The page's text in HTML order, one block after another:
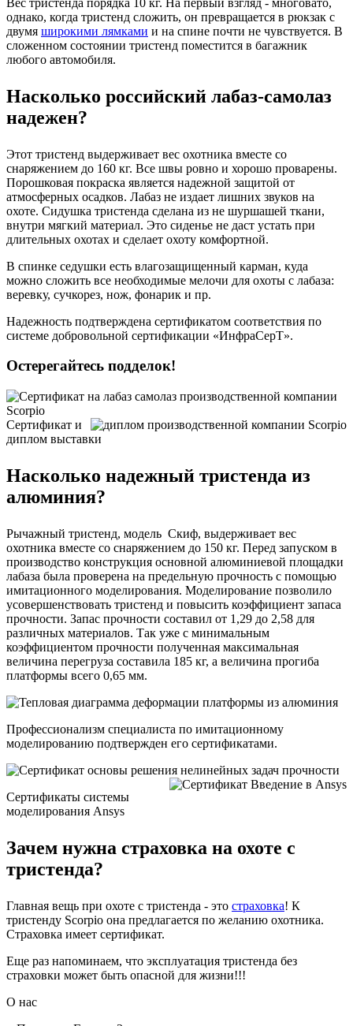
однако, когда тристенд сложить, он превращается в рюкзак с
двумя широкими лямками и на спине почти не чувствуется. В
сложенном состоянии тристенд поместится в багажник
любого автомобиля.
Насколько российский лабаз-самолаз
надежен?
Этот тристенд выдерживает вес охотника вместе со
снаряжением до 160 кг. Все швы ровно и хорошо проварены.
Порошковая покраска является надежной защитой от
атмосферных осадков. Лабаз не издает лишних звуков на
охоте. Сидушка тристенда сделана из не шуршашей ткани,
внутри мягкий материал. Это сиденье не даст устать при
длительных охотах и сделает охоту комфортной.
В спинке седушки есть влагозащищенный карман, куда
можно сложить все необходимые мелочи для охоты с лабаза:
веревку, сучкорез, нож, фонарик и пр.
Надежность подтверждена сертификатом соответствия по
системе добровольной сертификации «ИнфраСерТ».
Остерегайтесь подделок!
Сертификат и
диплом выставки
Насколько надежный тристенда из
алюминия?
Рычажный тристенд, модель Скиф, выдерживает вес
охотника вместе со снаряжением до 150 кг. Перед запуском в
производство конструкция основной алюминиевой площадки
лабаза была проверена на предельную прочность с помощью
имитационного моделирования. Моделирование позволило
усовершенствовать тристенд и повысить коэффициент запаса
прочности. Запас прочности составил от 1,29 до 2,58 для
различных материалов. Так уже с минимальным
коэффициентом прочности полученная максимальная
величина перегруза составила 185 кг, а величина прогиба
платформы всего 0,65 мм.
Профессионализм специалиста по имитационному
моделированию подтвержден его сертификатами.
Сертификаты системы
моделирования Ansys
Зачем нужна страховка на охоте с
тристенда?
Главная вещь при охоте с тристенда - это страховка! К
тристенду Scorpio она предлагается по желанию охотника.
Страховка имеет сертификат.
Еще раз напоминаем, что эксплуатация тристенда без
страховки может быть опасной для жизни!!!
О нас